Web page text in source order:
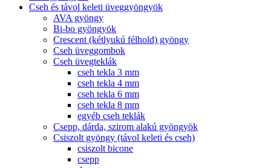
Cseh és távol keleti üveggyöngyök
AVA gyöngy
Bi-bo gyöngyök
Crescent (kétlyukú félhold) gyöngy
Cseh üveggombok
Cseh üvegteklák
cseh tekla 3 mm
cseh tekla 4 mm
cseh tekla 6 mm
cseh tekla 8 mm
egyéb cseh teklák
Csepp, dárda, szirom alakú gyöngyök
Csiszolt gyöngy (távol keleti és cseh)
csiszolt bicone
csepp